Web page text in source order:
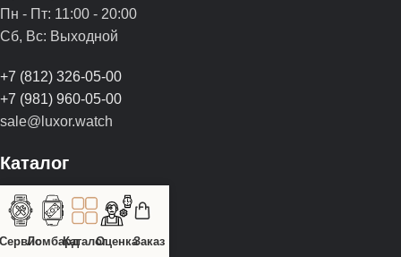
Пн - Пт: 11:00 - 20:00
Сб, Вс: Выходной
+7 (812) 326-05-00
+7 (981) 960-05-00
sale@luxor.watch
Каталог
Швейцарские часы
Интерьерные часы
Шкатулки
СервисЛомбардКаталогОценкаЗаказ